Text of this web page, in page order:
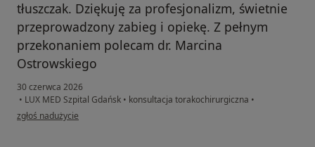
tłuszczak. Dziękuję za profesjonalizm, świetnie
przeprowadzony zabieg i opiekę. Z pełnym
przekonaniem polecam dr. Marcina
Ostrowskiego
30 czerwca 2026
• LUX MED Szpital Gdańsk • konsultacja torakochirurgiczna •
w opinii użytkownika Mateusz
zgłoś nadużycie